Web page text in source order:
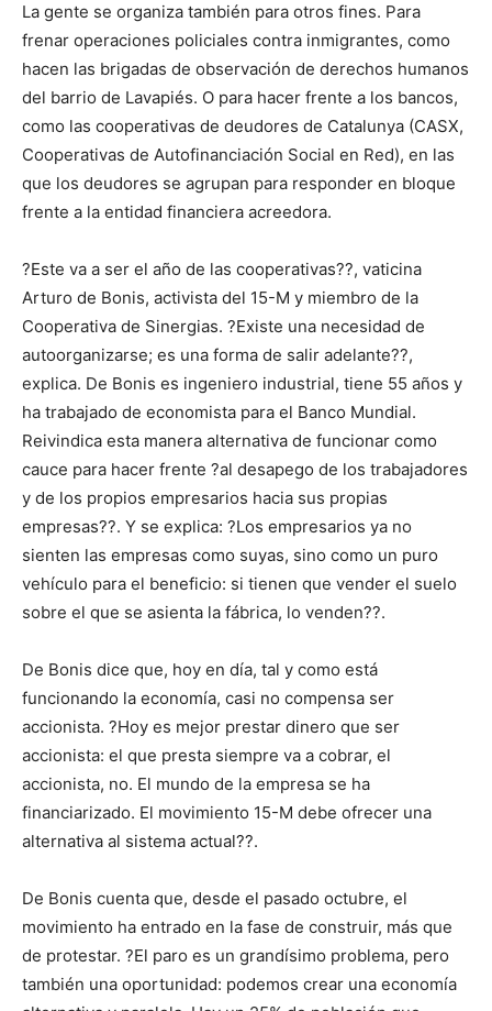
La gente se organiza también para otros fines. Para
frenar operaciones policiales contra inmigrantes, como
hacen las brigadas de observación de derechos humanos
del barrio de Lavapiés. O para hacer frente a los bancos,
como las cooperativas de deudores de Catalunya (CASX,
Cooperativas de Autofinanciación Social en Red), en las
que los deudores se agrupan para responder en bloque
frente a la entidad financiera acreedora.
?Este va a ser el año de las cooperativas??, vaticina
Arturo de Bonis, activista del 15-M y miembro de la
Cooperativa de Sinergias. ?Existe una necesidad de
autoorganizarse; es una forma de salir adelante??,
explica. De Bonis es ingeniero industrial, tiene 55 años y
ha trabajado de economista para el Banco Mundial.
Reivindica esta manera alternativa de funcionar como
cauce para hacer frente ?al desapego de los trabajadores
y de los propios empresarios hacia sus propias
empresas??. Y se explica: ?Los empresarios ya no
sienten las empresas como suyas, sino como un puro
vehículo para el beneficio: si tienen que vender el suelo
sobre el que se asienta la fábrica, lo venden??.
De Bonis dice que, hoy en día, tal y como está
funcionando la economía, casi no compensa ser
accionista. ?Hoy es mejor prestar dinero que ser
accionista: el que presta siempre va a cobrar, el
accionista, no. El mundo de la empresa se ha
financiarizado. El movimiento 15-M debe ofrecer una
alternativa al sistema actual??.
De Bonis cuenta que, desde el pasado octubre, el
movimiento ha entrado en la fase de construir, más que
de protestar. ?El paro es un grandísimo problema, pero
también una oportunidad: podemos crear una economía